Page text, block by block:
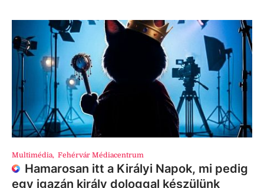
Multimédia, Fehérvár Médiacentrum
Hamarosan itt a Királyi Napok, mi pedig
egy igazán király dologgal készülünk